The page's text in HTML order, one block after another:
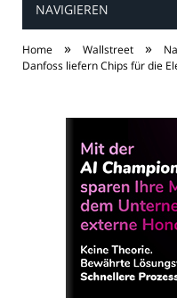
NAVIGIEREN
Home » Wallstreet »
Danfoss liefern Chips für die